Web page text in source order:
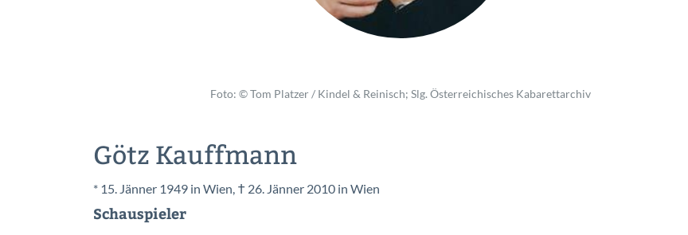
Foto: © Tom Platzer / Kindel & Reinisch; Slg. Österreichisches Kabarettarchiv
Götz Kauffmann
* 15. Jänner 1949 in Wien, † 26. Jänner 2010 in Wien
Schauspieler